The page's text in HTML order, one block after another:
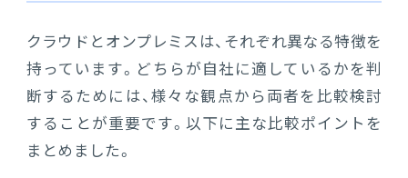
クラウドとオンプレミスは、それぞれ異なる特徴を
持っています。どちらが自社に適しているかを判
断するためには、様々な観点から両者を比較検討
することが重要です。以下に主な比較ポイントを
まとめました。